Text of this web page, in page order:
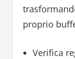
proprio
Verifica